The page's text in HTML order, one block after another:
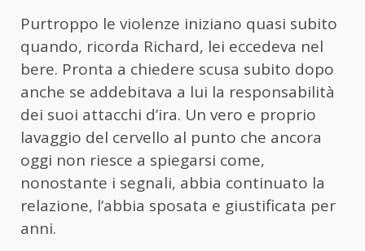
Purtroppo le violenze iniziano quasi subito
quando, ricorda Richard, lei eccedeva nel
bere. Pronta a chiedere scusa subito dopo
anche se addebitava a lui la responsabilità
dei suoi attacchi d’ira. Un vero e proprio
lavaggio del cervello al punto che ancora
oggi non riesce a spiegarsi come,
nonostante i segnali, abbia continuato la
relazione, l’abbia sposata e giustificata per
anni.